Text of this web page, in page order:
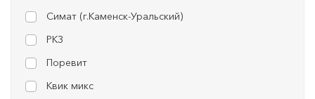
Симат (г.Каменск-Уральский)
РКЗ
Поревит
Квик микс